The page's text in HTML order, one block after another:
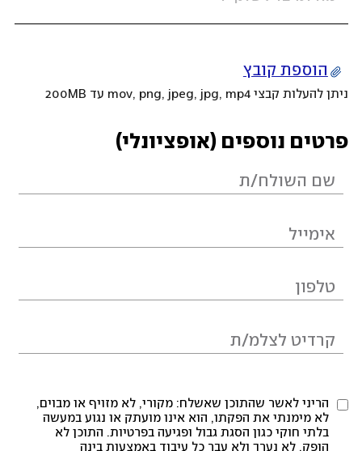
הוספת קובץ
ניתן להעלות קבצי mov, png, jpeg, jpg, mp4 עד 200MB
פרטים נוספים (אופציונלי)
הריני לאשר שהתוכן שאשלח: מקורי, לא מזויף או מבוים,
לא מימנתי את הפקתו, הוא אינו מועתק או נגוע במעשה
בלתי חוקי כגון הסגת גבול ופגיעה בפרטיות. התוכן לא
הופק, לא נערך ולא עבר כל עיבוד באמצעות בינה